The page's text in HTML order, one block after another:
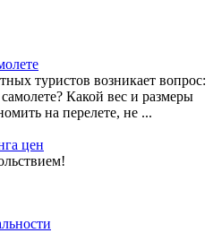
туристов возникает вопрос:
Какой вес и размеры
на перелете, не ...